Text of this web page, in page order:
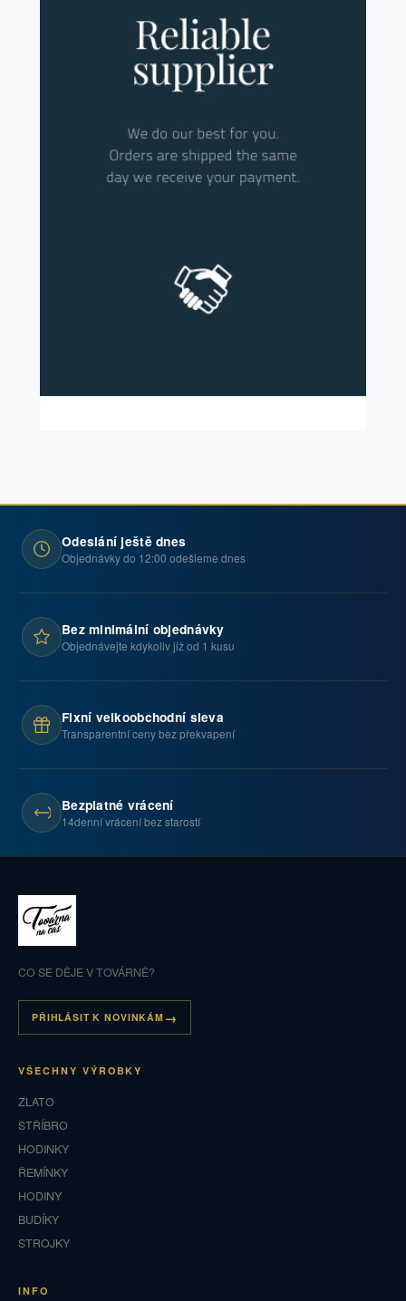
Odeslání ještě dnes
Objednávky do 12:00 odešleme dnes
Bez minimální objednávky
Objednávejte kdykoliv již od 1 kusu
Fixní velkoobchodní sleva
Transparentní ceny bez překvapení
Bezplatné vrácení
14denní vrácení bez starostí
CO SE DĚJE V TOVÁRNĚ?
PŘIHLÁSIT K NOVINKÁM
VŠECHNY VÝROBKY
ZLATO
STŘÍBRO
HODINKY
ŘEMÍNKY
HODINY
BUDÍKY
STROJKY
INFO